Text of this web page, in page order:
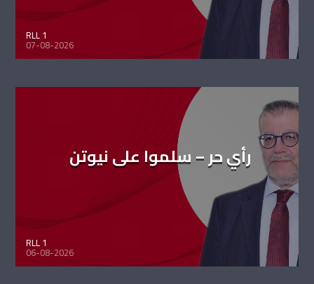
RLL 1
07-08-2026
رأي حر – سلموا على نيوتن
RLL 1
06-08-2026